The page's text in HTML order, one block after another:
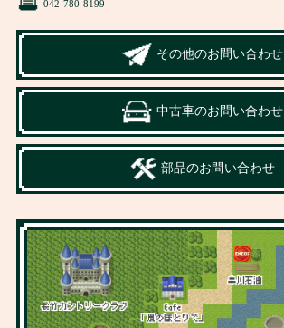
042-780-8199
その他のお問い合わせ
中古車のお問い合わせ
部品のお問い合わせ